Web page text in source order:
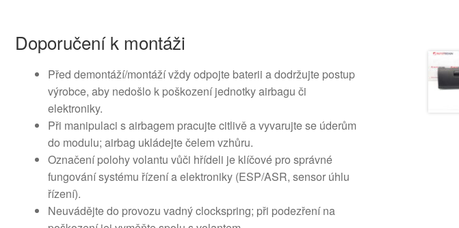
Doporučení k montáži
Před demontáží/montáží vždy odpojte baterii a dodržujte postup
výrobce, aby nedošlo k poškození jednotky airbagu či
elektroniky.
Při manipulaci s airbagem pracujte citlivě a vyvarujte se úderům
do modulu; airbag ukládejte čelem vzhůru.
Označení polohy volantu vůči hřídeli je klíčové pro správné
fungování systému řízení a elektroniky (ESP/ASR, sensor úhlu
řízení).
Neuvádějte do provozu vadný clockspring; při podezření na